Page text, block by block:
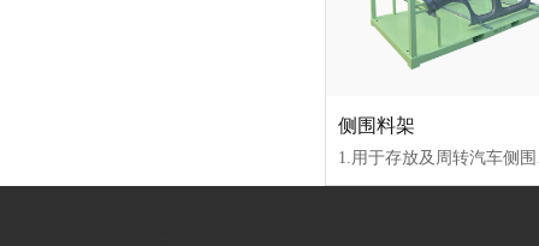
侧围料架
1.用于存放及周转汽车侧围板，自动化流